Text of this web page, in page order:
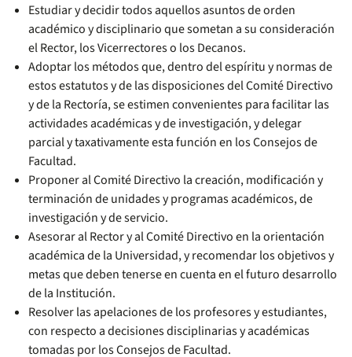
Estudiar y decidir todos aquellos asuntos de orden
académico y disciplinario que sometan a su consideración
el Rector, los Vicerrectores o los Decanos.
Adoptar los métodos que, dentro del espíritu y normas de
estos estatutos y de las disposiciones del Comité Directivo
y de la Rectoría, se estimen convenientes para facilitar las
actividades académicas y de investigación, y delegar
parcial y taxativamente esta función en los Consejos de
Facultad.
Proponer al Comité Directivo la creación, modificación y
terminación de unidades y programas académicos, de
investigación y de servicio.
Asesorar al Rector y al Comité Directivo en la orientación
académica de la Universidad, y recomendar los objetivos y
metas que deben tenerse en cuenta en el futuro desarrollo
de la Institución.
Resolver las apelaciones de los profesores y estudiantes,
con respecto a decisiones disciplinarias y académicas
tomadas por los Consejos de Facultad.